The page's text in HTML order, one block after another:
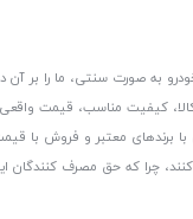
به صورت سنتی، ما را بر
کیفیت مناسب، قیمت
با برندهای معتبر و فروش
چرا که حق مصرف کنندگان